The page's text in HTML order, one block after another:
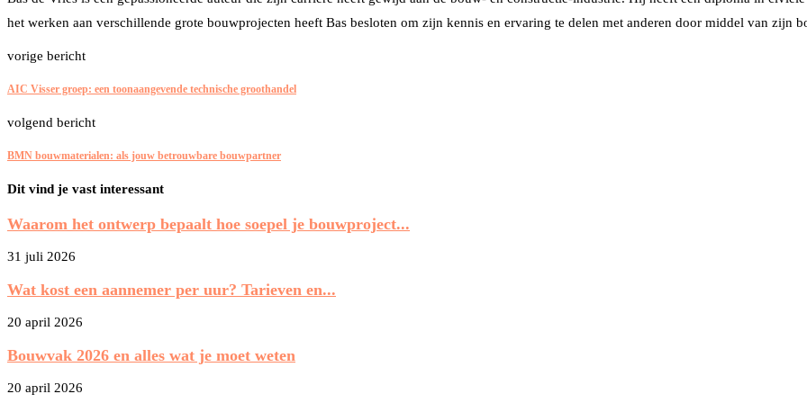
het werken aan verschillende grote bouwprojecten heeft Bas besloten om zijn kennis en ervaring te delen met anderen door middel van zijn
vorige bericht
AIC Visser groep: een toonaangevende technische groothandel
volgend bericht
BMN bouwmaterialen: als jouw betrouwbare bouwpartner
Dit vind je vast interessant
Waarom het ontwerp bepaalt hoe soepel je bouwproject...
31 juli 2026
Wat kost een aannemer per uur? Tarieven en...
20 april 2026
Bouwvak 2026 en alles wat je moet weten
20 april 2026